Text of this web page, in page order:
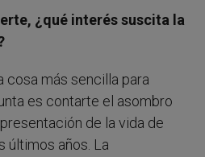
¿qué interés suscita la
cosa más sencilla para
es contarte el asombro
de la vida de
últimos años. La